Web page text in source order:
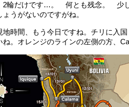
2輪だけです…。 何とも残念。 少
ょうがないのですがね。
地時間、もう今日ですね。チリに入
ね。オレンジのラインの左側の方、